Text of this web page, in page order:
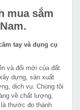
mua sắm
tay và dụng cụ
và đổi mới của đất
dựng, sản xuất
dịch vụ. Chúng tôi
về chất lượng,
thước đo thành